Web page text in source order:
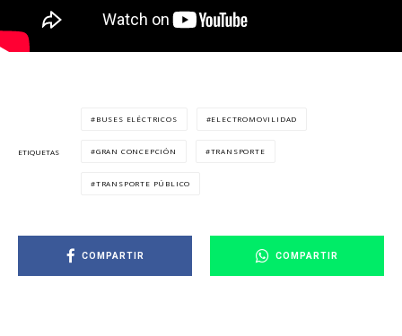
ETIQUETAS
BUSES ELÉCTRICOS ELECTROMOVILIDAD
GRAN CONCEPCIÓN TRANSPORTE
TRANSPORTE PÚBLICO
COMPARTIR COMPARTIR